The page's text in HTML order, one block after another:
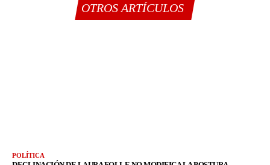
OTROS ARTÍCULOS
POLÍTICA